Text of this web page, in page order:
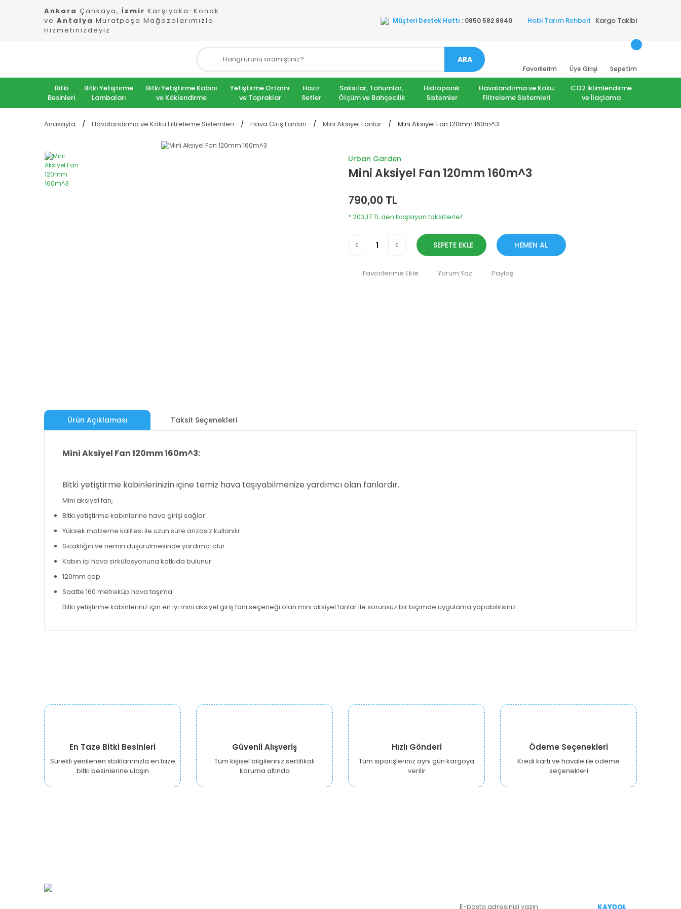
Ankara Çankaya, İzmir Karşıyaka-Konak
ve Antalya Muratpaşa Mağazalarımızla
Hizmetinizdeyiz
Müşteri Destek Hattı : 0850 582 8940 Hobi Tarım Rehberi Kargo Takibi
ARA
Favorilerim Üye Girişi Sepetim
Bitki
Besinleri
Bitki Yetiştirme
Lambaları
Bitki Yetiştirme Kabini
ve Köklendirme
Yetiştirme Ortamı
ve Topraklar
Hazır
Setler
Saksılar, Tohumlar,
Ölçüm ve Bahçecilik
Hidroponik
Sistemler
Havalandırma ve Koku
Filtreleme Sistemleri
CO2 İklimlendirme
ve İlaçlama
Anasayfa Havalandırma ve Koku Filtreleme Sistemleri Hava Giriş Fanları Mini Aksiyel Fanlar Mini Aksiyel Fan 120mm 160m^3
Urban Garden
Mini Aksiyel Fan 120mm 160m^3
790,00 TL
* 203,17 TL den başlayan taksitlerle!
SEPETE EKLE HEMEN AL
Yorum Yaz Paylaş
Ürün Açıklaması Taksit Seçenekleri
Mini Aksiyel Fan 120mm 160m^3:
Bitki yetiştirme kabinlerinizin içine temiz hava taşıyabilmenize yardımcı olan fanlardır.
Mini aksiyel fan,
Bitki yetiştirme kabinlerine hava girişi sağlar
Yüksek malzeme kalitesi ile uzun süre arızasız kullanılır
Sıcaklığın ve nemin düşürülmesinde yardımcı olur
Kabin içi hava sirkülasyonuna katkıda bulunur
120mm çap
Saatte 160 metreküp hava taşıma
Bitki yetiştirme kabinleriniz için en iyi mini aksiyel giriş fanı seçeneği olan mini aksiyel fanlar ile sorunsuz bir biçimde uygulama yapabilirsiniz.
En Taze Bitki Besinleri
Sürekli yenilenen stoklarımızla en taze
bitki besinlerine ulaşın
Güvenli Alışveriş
Tüm kişisel bilgileriniz sertifikalı
koruma altında
Hızlı Gönderi
Tüm siparişleriniz aynı gün kargoya
verilir
Ödeme Seçenekleri
Kredi kartı ve havale ile ödeme
seçenekleri
KAYDOL